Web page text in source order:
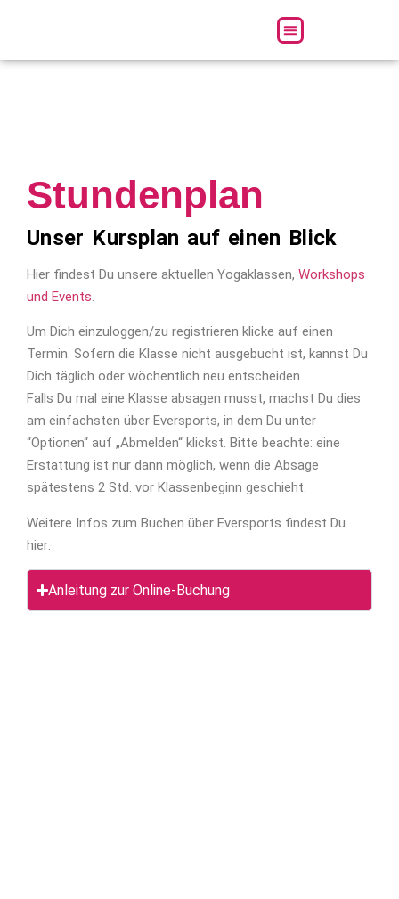
Stundenplan
Unser Kursplan auf einen Blick
Hier findest Du unsere aktuellen Yogaklassen, Workshops
und Events.
Um Dich einzuloggen/zu registrieren klicke auf einen
Termin. Sofern die Klasse nicht ausgebucht ist, kannst Du
Dich täglich oder wöchentlich neu entscheiden.
Falls Du mal eine Klasse absagen musst, machst Du dies
am einfachsten über Eversports, in dem Du unter
“Optionen“ auf „Abmelden“ klickst. Bitte beachte: eine
Erstattung ist nur dann möglich, wenn die Absage
spätestens 2 Std. vor Klassenbeginn geschieht.
Weitere Infos zum Buchen über Eversports findest Du
hier:
Anleitung zur Online-Buchung